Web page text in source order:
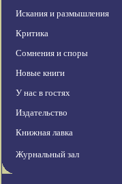
Искания и размышления
Критика
Сомнения и споры
Новые книги
У нас в гостях
Издательство
Книжная лавка
Журнальный зал